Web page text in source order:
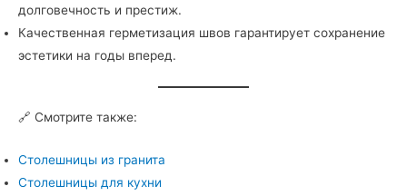
долговечность и престиж.
Качественная герметизация швов гарантирует сохранение
эстетики на годы вперед.
🔗 Смотрите также:
Столешницы из гранита
Столешницы для кухни